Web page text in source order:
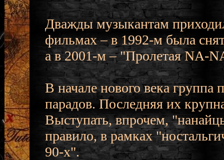
Дважды музыкантам
фильмах – в 1992-м была
а в 2001-м – "Пролетая NA-
В начале нового века
парадов. Последняя их
Выступать, впрочем,
правило, в рамках
90-х".